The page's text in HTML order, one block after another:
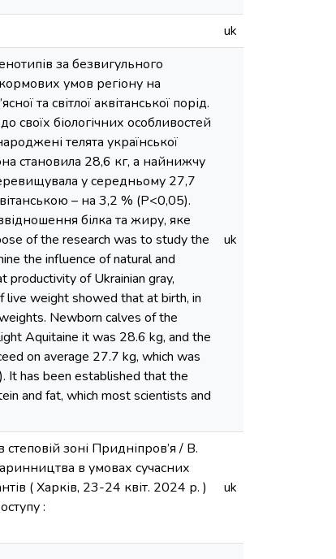
uk
за безвигульного
умов регіону на
та світлої аквітанської порід.
своїх біологічних особливостей
телята української
становила 28,6 кг, а найнижчу
у середньому 27,7
– на 3,2 % (P<0,05).
білка та жиру, яке
of the research was to study the
the influence of natural and
productivity of Ukrainian gray,
live weight showed that at birth, in
Newborn calves of the
Aquitaine it was 28.6 kg, and the
on average 27.7 kg, which was
It has been established that the
and fat, which most scientists and
uk
зоні Придніпров’я / В.
в умовах сучасних
( Харків, 23-24 квіт. 2024 р. )
:
uk